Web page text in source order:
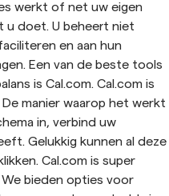
werkt of net uw eigen
u doet. U beheert niet
en aan hun
Een van de beste tools
is Cal.com. Cal.com is
manier waarop het werkt
Gelukkig kunnen al deze
Cal.com is super
bieden opties voor